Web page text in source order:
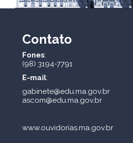
Contato
Fones:
(98) 3194-7791
E-mail:
gabinete@edu.ma.gov.br
ascom@edu.ma.gov.br
www.ouvidorias.ma.gov.br